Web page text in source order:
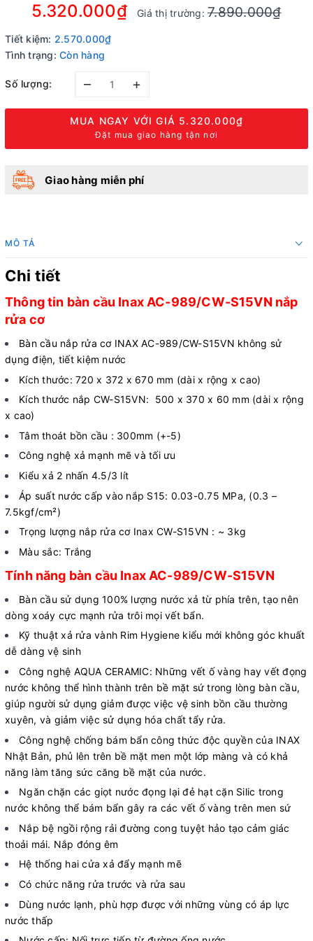
5.320.000₫ Giá thị trường:7.890.000₫
Tiết kiệm: 2.570.000₫
Tình trạng: Còn hàng
Số lượng: – +
MUA NGAY VỚI GIÁ 5.320.000₫
Đặt mua giao hàng tận nơi
Giao hàng miễn phí
MÔ TẢ
Chi tiết
Thông tin bàn cầu Inax AC-989/CW-S15VN nắp
rửa cơ
Bàn cầu nắp rửa cơ INAX AC-989/CW-S15VN không sử
dụng điện, tiết kiệm nước
Kích thước: 720 x 372 x 670 mm (dài x rộng x cao)
Kích thước nắp CW-S15VN: 500 x 370 x 60 mm (dài x rộng
x cao)
Tâm thoát bồn cầu : 300mm (+-5)
Công nghệ xả mạnh mẽ và tối ưu
Kiểu xả 2 nhấn 4.5/3 lít
Áp suất nước cấp vào nắp S15: 0.03-0.75 MPa, (0.3 –
7.5kgf/cm²)
Trọng lượng nắp rửa cơ Inax CW-S15VN : ~ 3kg
Màu sắc: Trắng
Tính năng bàn cầu Inax AC-989/CW-S15VN
Bàn cầu sử dụng 100% lượng nước xả từ phía trên, tạo nên
dòng xoáy cực mạnh rửa trôi mọi vết bẩn.
Kỹ thuật xả rửa vành Rim Hygiene kiểu mới không góc khuất
dễ dàng vệ sinh
Công nghệ AQUA CERAMIC: Những vết ố vàng hay vết đọng
nước không thể hình thành trên bề mặt sứ trong lòng bàn cầu,
giúp người sử dụng giảm được việc vệ sinh bồn cầu thường
xuyên, và giảm việc sử dụng hóa chất tẩy rửa.
Công nghệ chống bám bẩn công thức độc quyền của INAX
Nhật Bản, phủ lên trên bề mặt men một lớp màng và có khả
năng làm tăng sức căng bề mặt của nước.
Ngăn chặn các giọt nước đọng lại đẻ hạt cặn Silic trong
nước không thể bám bẩn gây ra các vết ố vàng trên men sứ
Nắp bệ ngồi rộng rải đường cong tuyệt hảo tạo cảm giác
thoải mái. Nắp đóng êm
Hệ thống hai cửa xả đẩy mạnh mẽ
Có chức năng rửa trước và rửa sau
Dùng nước lạnh, phù hợp được với những vùng có áp lực
nước thấp